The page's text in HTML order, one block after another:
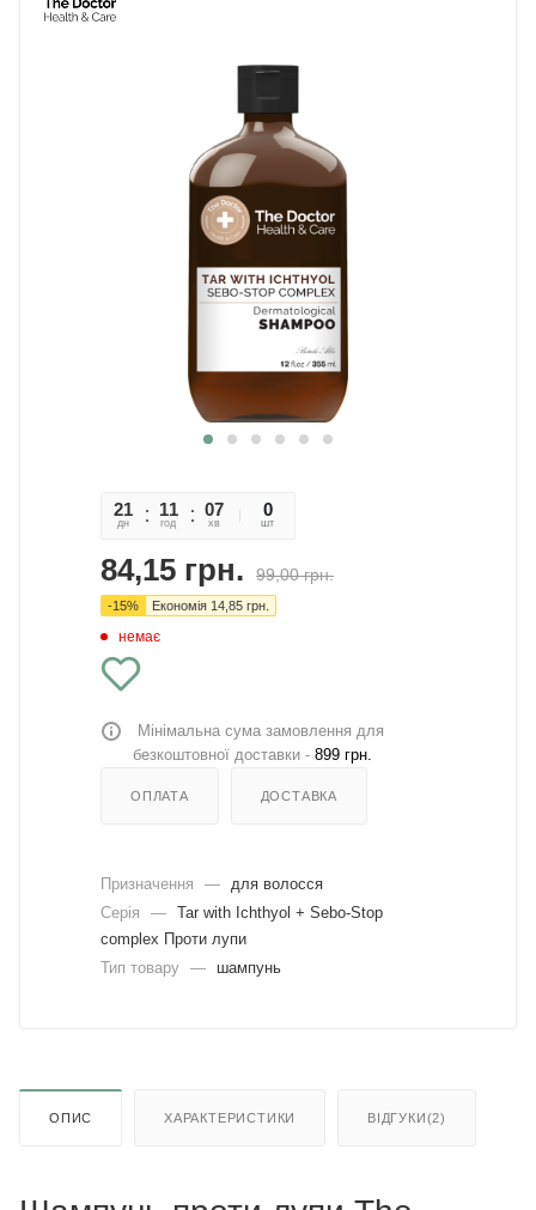
21
дн
11
год
07
хв
51
сек
0
шт
84,15 грн. 99,00грн.
-15% Економія 14,85 грн.
немає
Мінімальна сума замовлення для
безкоштовної доставки - 899 грн.
ОПЛАТА ДОСТАВКА
Призначення —
для волосся
Серія
— Tar with Ichthyol + Sebo-Stop
complex Проти лупи
Тип товару — шампунь
ОПИС ХАРАКТЕРИСТИКИ ВІДГУКИ(2)